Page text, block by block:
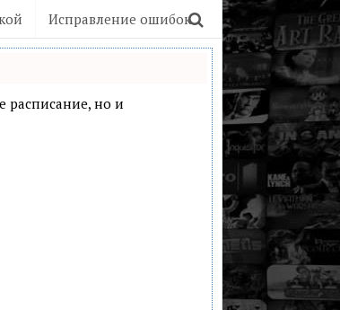
Исправление ошибок
расписание, но и